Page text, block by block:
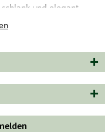
und elegant,
ruhigen,
Pilzgerichten, Lachs
einem stillen
funktioniert er
die leise bleiben,